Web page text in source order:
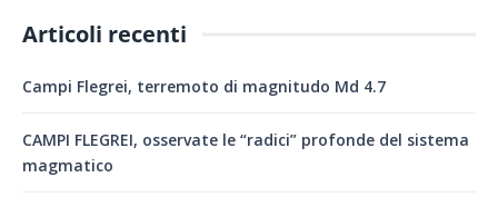
Articoli recenti
Campi Flegrei, terremoto di magnitudo Md 4.7
CAMPI FLEGREI, osservate le “radici” profonde del sistema
magmatico